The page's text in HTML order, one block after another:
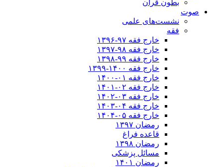
بطون قرآن
صوت
نشست‌های علمی
فقه
خارج فقه ۹۷-۱۳۹۶
خارج فقه ۹۸-۱۳۹۷
خارج فقه ۹۹-۱۳۹۸
خارج فقه ۱۴۰۰-۱۳۹۹
خارج فقه ۰۱-۱۴۰۰
خارج فقه ۰۲-۱۴۰۱
خارج فقه ۰۳-۱۴۰۲
خارج فقه ۰۴-۱۴۰۳
خارج فقه ۰۵-۱۴۰۴
رمضان ۱۳۹۷
قاعده فراغ
رمضان ۱۳۹۸
مسائل پزشکی
رمضان ۱۴۰۱